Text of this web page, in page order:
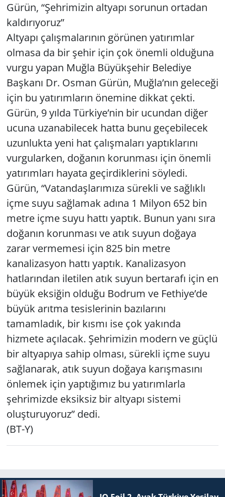
Gürün, “Şehrimizin altyapı sorunun ortadan
kaldırıyoruz”
Altyapı çalışmalarının görünen yatırımlar
olmasa da bir şehir için çok önemli olduğuna
vurgu yapan Muğla Büyükşehir Belediye
Başkanı Dr. Osman Gürün, Muğla’nın geleceği
için bu yatırımların önemine dikkat çekti.
Gürün, 9 yılda Türkiye’nin bir ucundan diğer
ucuna uzanabilecek hatta bunu geçebilecek
uzunlukta yeni hat çalışmaları yaptıklarını
vurgularken, doğanın korunması için önemli
yatırımları hayata geçirdiklerini söyledi.
Gürün, “Vatandaşlarımıza sürekli ve sağlıklı
içme suyu sağlamak adına 1 Milyon 652 bin
metre içme suyu hattı yaptık. Bunun yanı sıra
doğanın korunması ve atık suyun doğaya
zarar vermemesi için 825 bin metre
kanalizasyon hattı yaptık. Kanalizasyon
hatlarından iletilen atık suyun bertarafı için en
büyük eksiğin olduğu Bodrum ve Fethiye’de
büyük arıtma tesislerinin bazılarını
tamamladık, bir kısmı ise çok yakında
hizmete açılacak. Şehrimizin modern ve güçlü
bir altyapıya sahip olması, sürekli içme suyu
sağlanarak, atık suyun doğaya karışmasını
önlemek için yaptığımız bu yatırımlarla
şehrimizde eksiksiz bir altyapı sistemi
oluşturuyoruz” dedi.
(BT-Y)